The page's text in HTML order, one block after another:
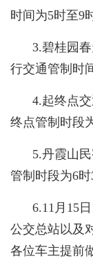
时间为5时至9
3.碧桂园
行交通管制时
4.起终点
终点管制时段
5.丹霞山
管制时段为6时
6.11月15
公交总站以及
各位车主提前